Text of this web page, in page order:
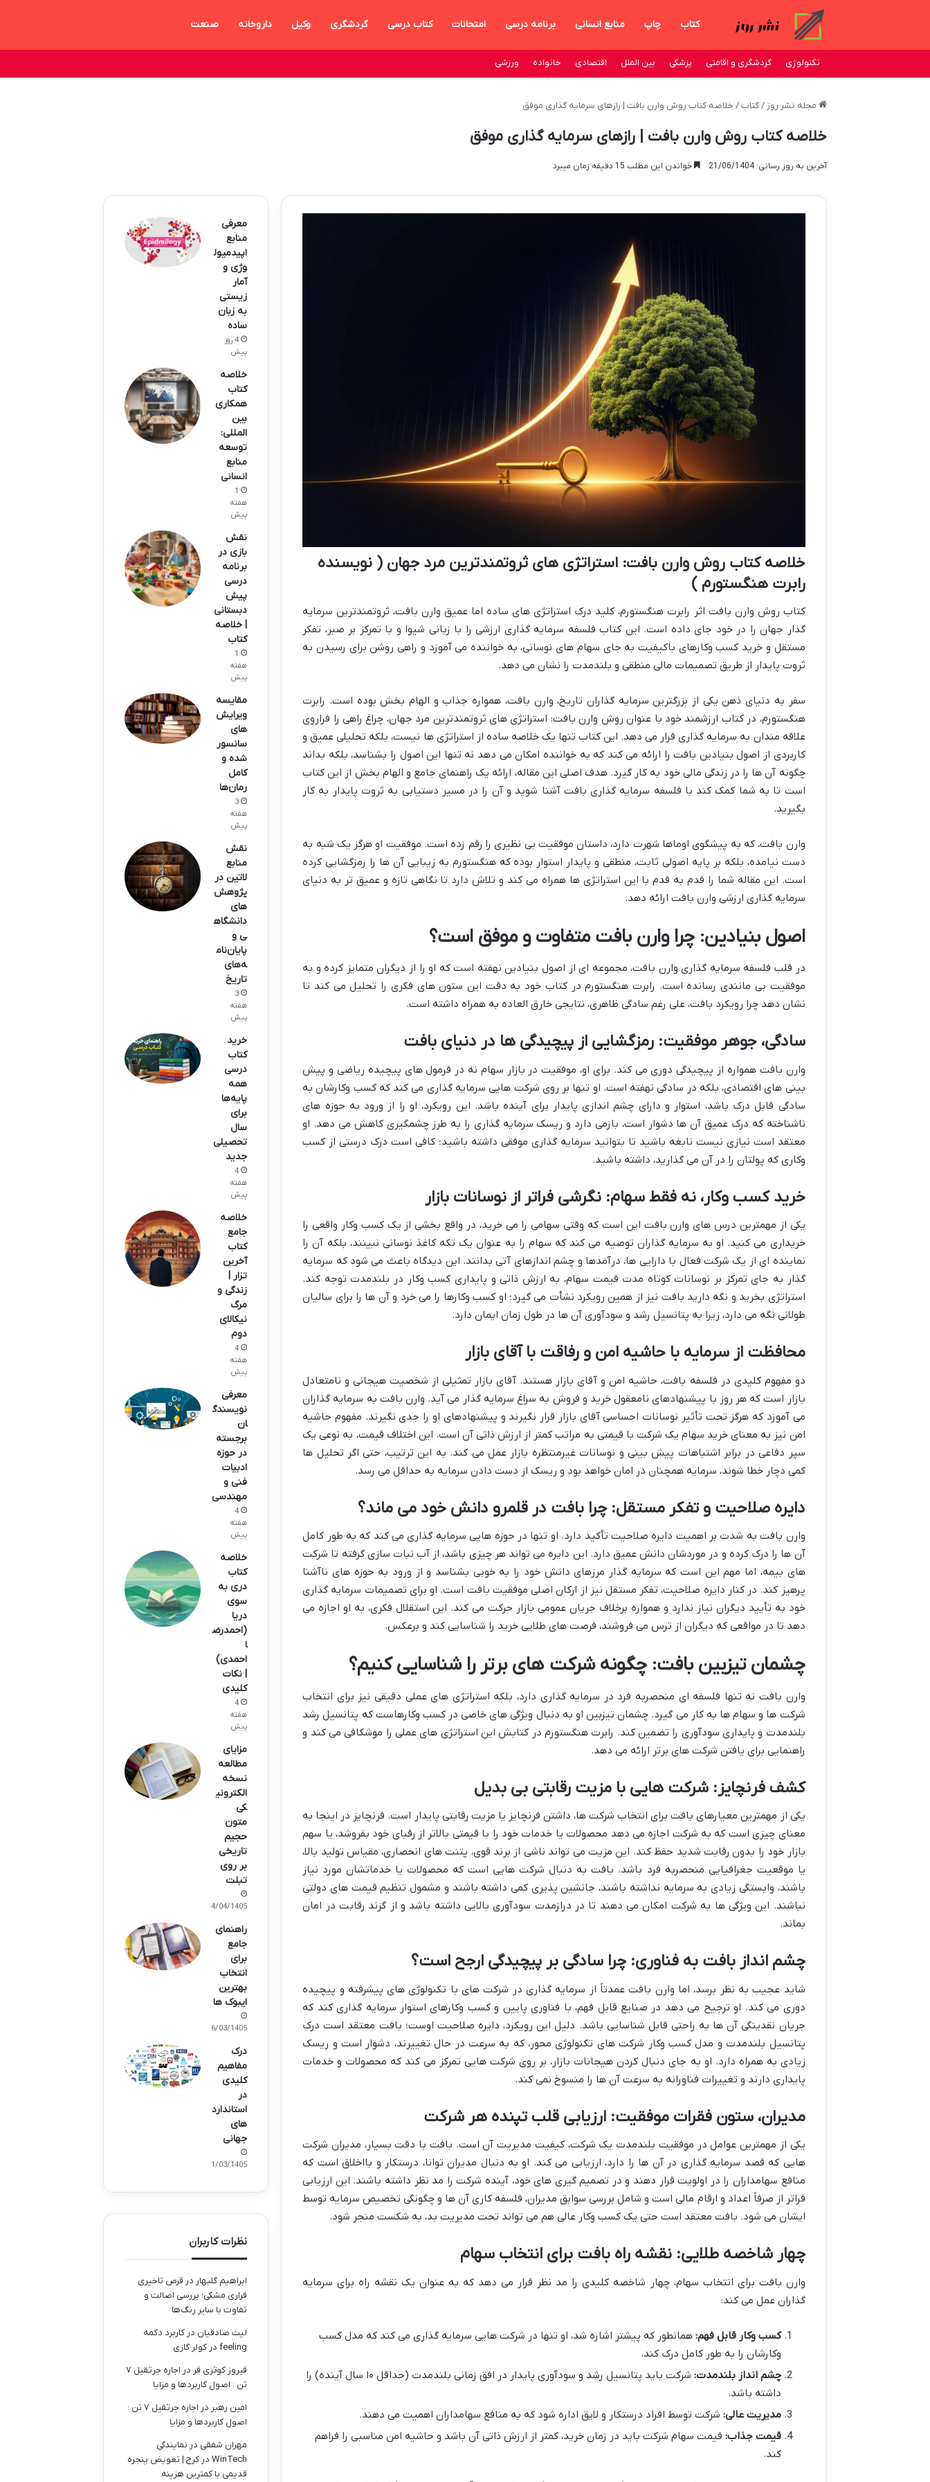
کتاب چاپ منابع انسانی برنامه درسی امتحانات کتاب درسی گردشگری وکیل داروخانه صنعت
تکنولوژی گردشگری و اقامتی پزشکی بین الملل اقتصادی خانواده ورزشی
مجله نشر روز / کتاب / خلاصه کتاب روش وارن بافت | رازهای سرمایه گذاری موفق
خلاصه کتاب روش وارن بافت | رازهای سرمایه گذاری موفق
آخرین به روز رسانی: 21/06/1404 خواندن این مطلب 15 دقیقه زمان میبرد
خلاصه کتاب روش وارن بافت: استراتژی های ثروتمندترین مرد جهان ( نویسنده
رابرت هنگستورم )
کتاب روش وارن بافت اثر رابرت هنگستورم، کلید درک استراتژی های ساده اما عمیق وارن بافت، ثروتمندترین سرمایه
گذار جهان را در خود جای داده است. این کتاب فلسفه سرمایه گذاری ارزشی را با زبانی شیوا و با تمرکز بر صبر، تفکر
مستقل و خرید کسب وکارهای باکیفیت به جای سهام های نوسانی، به خواننده می آموزد و راهی روشن برای رسیدن به
ثروت پایدار از طریق تصمیمات مالی منطقی و بلندمدت را نشان می دهد.
سفر به دنیای ذهن یکی از بزرگترین سرمایه گذاران تاریخ، وارن بافت، همواره جذاب و الهام بخش بوده است. رابرت
هنگستورم، در کتاب ارزشمند خود با عنوان روش وارن بافت: استراتژی های ثروتمندترین مرد جهان، چراغ راهی را فراروی
علاقه مندان به سرمایه گذاری قرار می دهد. این کتاب تنها یک خلاصه ساده از استراتژی ها نیست، بلکه تحلیلی عمیق و
کاربردی از اصول بنیادین بافت را ارائه می کند که به خواننده امکان می دهد نه تنها این اصول را بشناسد، بلکه بداند
چگونه آن ها را در زندگی مالی خود به کار گیرد. هدف اصلی این مقاله، ارائه یک راهنمای جامع و الهام بخش از این کتاب
است تا به شما کمک کند با فلسفه سرمایه گذاری بافت آشنا شوید و آن را در مسیر دستیابی به ثروت پایدار به کار
بگیرید.
وارن بافت، که به پیشگوی اوماها شهرت دارد، داستان موفقیت بی نظیری را رقم زده است. موفقیت او هرگز یک شبه به
دست نیامده، بلکه بر پایه اصولی ثابت، منطقی و پایدار استوار بوده که هنگستورم به زیبایی آن ها را رمزگشایی کرده
است. این مقاله شما را قدم به قدم با این استراتژی ها همراه می کند و تلاش دارد تا نگاهی تازه و عمیق تر به دنیای
سرمایه گذاری ارزشی وارن بافت ارائه دهد.
اصول بنیادین: چرا وارن بافت متفاوت و موفق است؟
در قلب فلسفه سرمایه گذاری وارن بافت، مجموعه ای از اصول بنیادین نهفته است که او را از دیگران متمایز کرده و به
موفقیت بی مانندی رسانده است. رابرت هنگستورم در کتاب خود به دقت این ستون های فکری را تحلیل می کند تا
نشان دهد چرا رویکرد بافت، علی رغم سادگی ظاهری، نتایجی خارق العاده به همراه داشته است.
سادگی، جوهر موفقیت: رمزگشایی از پیچیدگی ها در دنیای بافت
وارن بافت همواره از پیچیدگی دوری می کند. برای او، موفقیت در بازار سهام نه در فرمول های پیچیده ریاضی و پیش
بینی های اقتصادی، بلکه در سادگی نهفته است. او تنها بر روی شرکت هایی سرمایه گذاری می کند که کسب وکارشان به
سادگی قابل درک باشد، استوار و دارای چشم اندازی پایدار برای آینده باشد. این رویکرد، او را از ورود به حوزه های
ناشناخته که درک عمیق آن ها دشوار است، بازمی دارد و ریسک سرمایه گذاری را به طرز چشمگیری کاهش می دهد. او
معتقد است نیازی نیست نابغه باشید تا بتوانید سرمایه گذاری موفقی داشته باشید؛ کافی است درک درستی از کسب
وکاری که پولتان را در آن می گذارید، داشته باشید.
خرید کسب وکار، نه فقط سهام: نگرشی فراتر از نوسانات بازار
یکی از مهمترین درس های وارن بافت این است که وقتی سهامی را می خرید، در واقع بخشی از یک کسب وکار واقعی را
خریداری می کنید. او به سرمایه گذاران توصیه می کند که سهام را به عنوان یک تکه کاغذ نوسانی نبینند، بلکه آن را
نماینده ای از یک شرکت فعال با دارایی ها، درآمدها و چشم اندازهای آتی بدانند. این دیدگاه باعث می شود که سرمایه
گذار به جای تمرکز بر نوسانات کوتاه مدت قیمت سهام، به ارزش ذاتی و پایداری کسب وکار در بلندمدت توجه کند.
استراتژی بخرید و نگه دارید بافت نیز از همین رویکرد نشأت می گیرد؛ او کسب وکارها را می خرد و آن ها را برای سالیان
طولانی نگه می دارد، زیرا به پتانسیل رشد و سودآوری آن ها در طول زمان ایمان دارد.
محافظت از سرمایه با حاشیه امن و رفاقت با آقای بازار
دو مفهوم کلیدی در فلسفه بافت، حاشیه امن و آقای بازار هستند. آقای بازار تمثیلی از شخصیت هیجانی و نامتعادل
بازار است که هر روز با پیشنهادهای نامعقول خرید و فروش به سراغ سرمایه گذار می آید. وارن بافت به سرمایه گذاران
می آموزد که هرگز تحت تأثیر نوسانات احساسی آقای بازار قرار نگیرند و پیشنهادهای او را جدی نگیرند. مفهوم حاشیه
امن نیز به معنای خرید سهام یک شرکت با قیمتی به مراتب کمتر از ارزش ذاتی آن است. این اختلاف قیمت، به نوعی یک
سپر دفاعی در برابر اشتباهات پیش بینی و نوسانات غیرمنتظره بازار عمل می کند. به این ترتیب، حتی اگر تحلیل ها
کمی دچار خطا شوند، سرمایه همچنان در امان خواهد بود و ریسک از دست دادن سرمایه به حداقل می رسد.
دایره صلاحیت و تفکر مستقل: چرا بافت در قلمرو دانش خود می ماند؟
وارن بافت به شدت بر اهمیت دایره صلاحیت تأکید دارد. او تنها در حوزه هایی سرمایه گذاری می کند که به طور کامل
آن ها را درک کرده و در موردشان دانش عمیق دارد. این دایره می تواند هر چیزی باشد، از آب نبات سازی گرفته تا شرکت
های بیمه، اما مهم این است که سرمایه گذار مرزهای دانش خود را به خوبی بشناسد و از ورود به حوزه های ناآشنا
پرهیز کند. در کنار دایره صلاحیت، تفکر مستقل نیز از ارکان اصلی موفقیت بافت است. او برای تصمیمات سرمایه گذاری
خود به تأیید دیگران نیاز ندارد و همواره برخلاف جریان عمومی بازار حرکت می کند. این استقلال فکری، به او اجازه می
دهد تا در مواقعی که دیگران از ترس می فروشند، فرصت های طلایی خرید را شناسایی کند و برعکس.
چشمان تیزبین بافت: چگونه شرکت های برتر را شناسایی کنیم؟
وارن بافت نه تنها فلسفه ای منحصربه فرد در سرمایه گذاری دارد، بلکه استراتژی های عملی دقیقی نیز برای انتخاب
شرکت ها و سهام ها به کار می گیرد. چشمان تیزبین او به دنبال ویژگی های خاصی در کسب وکارهاست که پتانسیل رشد
بلندمدت و پایداری سودآوری را تضمین کند. رابرت هنگستورم در کتابش این استراتژی های عملی را موشکافی می کند و
راهنمایی برای یافتن شرکت های برتر ارائه می دهد.
کشف فرنچایز: شرکت هایی با مزیت رقابتی بی بدیل
یکی از مهمترین معیارهای بافت برای انتخاب شرکت ها، داشتن فرنچایز یا مزیت رقابتی پایدار است. فرنچایز در اینجا به
معنای چیزی است که به شرکت اجازه می دهد محصولات یا خدمات خود را با قیمتی بالاتر از رقبای خود بفروشد، یا سهم
بازار خود را بدون رقابت شدید حفظ کند. این مزیت می تواند ناشی از برند قوی، پتنت های انحصاری، مقیاس تولید بالا،
یا موقعیت جغرافیایی منحصربه فرد باشد. بافت به دنبال شرکت هایی است که محصولات یا خدماتشان مورد نیاز
باشند، وابستگی زیادی به سرمایه نداشته باشند، جانشین پذیری کمی داشته باشند و مشمول تنظیم قیمت های دولتی
نباشند. این ویژگی ها به شرکت امکان می دهند تا در درازمدت سودآوری بالایی داشته باشد و از گزند رقابت در امان
بماند.
چشم انداز بافت به فناوری: چرا سادگی بر پیچیدگی ارجح است؟
شاید عجیب به نظر برسد، اما وارن بافت عمدتاً از سرمایه گذاری در شرکت های با تکنولوژی های پیشرفته و پیچیده
دوری می کند. او ترجیح می دهد در صنایع قابل فهم، با فناوری پایین و کسب وکارهای استوار سرمایه گذاری کند که
جریان نقدینگی آن ها به راحتی قابل شناسایی باشد. دلیل این رویکرد، دایره صلاحیت اوست؛ بافت معتقد است درک
پتانسیل بلندمدت و مدل کسب وکار شرکت های تکنولوژی محور، که به سرعت در حال تغییرند، دشوار است و ریسک
زیادی به همراه دارد. او به جای دنبال کردن هیجانات بازار، بر روی شرکت هایی تمرکز می کند که محصولات و خدمات
پایداری دارند و تغییرات فناورانه به سرعت آن ها را منسوخ نمی کند.
مدیران، ستون فقرات موفقیت: ارزیابی قلب تپنده هر شرکت
یکی از مهمترین عوامل در موفقیت بلندمدت یک شرکت، کیفیت مدیریت آن است. بافت با دقت بسیار، مدیران شرکت
هایی که قصد سرمایه گذاری در آن ها را دارد، ارزیابی می کند. او به دنبال مدیران توانا، درستکار و بااخلاق است که
منافع سهامداران را در اولویت قرار دهند و در تصمیم گیری های خود، آینده شرکت را مد نظر داشته باشند. این ارزیابی
فراتر از صرفاً اعداد و ارقام مالی است و شامل بررسی سوابق مدیران، فلسفه کاری آن ها و چگونگی تخصیص سرمایه توسط
ایشان می شود. بافت معتقد است حتی یک کسب وکار عالی هم می تواند تحت مدیریت بد، به شکست منجر شود.
چهار شاخصه طلایی: نقشه راه بافت برای انتخاب سهام
وارن بافت برای انتخاب سهام، چهار شاخصه کلیدی را مد نظر قرار می دهد که به عنوان یک نقشه راه برای سرمایه
گذاران عمل می کند:
کسب وکار قابل فهم: همانطور که پیشتر اشاره شد، او تنها در شرکت هایی سرمایه گذاری می کند که مدل کسب
وکارشان را به طور کامل درک کند.
چشم انداز بلندمدت:
شرکت باید پتانسیل رشد و سودآوری پایدار در افق زمانی بلندمدت (حداقل ۱۰ سال آینده) را
داشته باشد.
مدیریت عالی: شرکت توسط افراد درستکار و لایق اداره شود که به منافع سهامداران اهمیت می دهند.
قیمت جذاب: قیمت سهام شرکت باید در زمان خرید، کمتر از ارزش ذاتی آن باشد و حاشیه امن مناسبی را فراهم
کند.
معرفی
منابع
اپیدمیول
وژی و
آمار
زیستی
به زبان
ساده
4 روز
پیش
خلاصه
کتاب
همکاری
بین
المللی:
توسعه
منابع
انسانی
1
هفته
پیش
نقش
بازی در
برنامه
درسی
پیش
دبستانی
| خلاصه
کتاب
1
هفته
پیش
مقایسه
ویرایش‌
های
سانسور
شده و
کامل
رمان‌ها
3
هفته
پیش
نقش
منابع
لاتین در
پژوهش‌
های
دانشگاه
ی و
پایان‌نام
ه‌های
تاریخ
3
هفته
پیش
خرید
کتاب
درسی
همه
پایه‌ها
برای
سال
تحصیلی
جدید
4
هفته
پیش
خلاصه
جامع
کتاب
آخرین
تزار |
زندگی و
مرگ
نیکالای
دوم
4
هفته
پیش
معرفی
نویسندگ
ان
برجسته
در حوزه
ادبیات
فنی و
مهندسی
4
هفته
پیش
خلاصه
کتاب
دری به
سوی
دریا
(احمدرض
ا
احمدی)
| نکات
کلیدی
4
هفته
پیش
مزایای
مطالعه
نسخه
الکترونی
کی
متون
حجیم
تاریخی
بر روی
تبلت
14/04/1405
راهنمای
جامع
برای
انتخاب
بهترین
ایبوک ها
26/03/1405
درک
مفاهیم
کلیدی
در
استاندارد
های
جهانی
21/03/1405
نظرات کاربران
ابراهیم گلبهار در قرص تاخیری
فراری مشکی؛ بررسی اصالت و
تفاوت با سایر رنگ‌ها
لیث صادقیان در کاربرد دکمه
feeling در کولر گازی
فیروز کوثری فر در
اجاره جرثقیل ۷
تن : اصول کاربردها و مزایا
امین رهبر در
اجاره جرثقیل ۷ تن :
اصول کاربردها و مزایا
مهران شفقی در نمایندگی
WinTech در کرج | تعویض پنجره
قدیمی با کمترین هزینه